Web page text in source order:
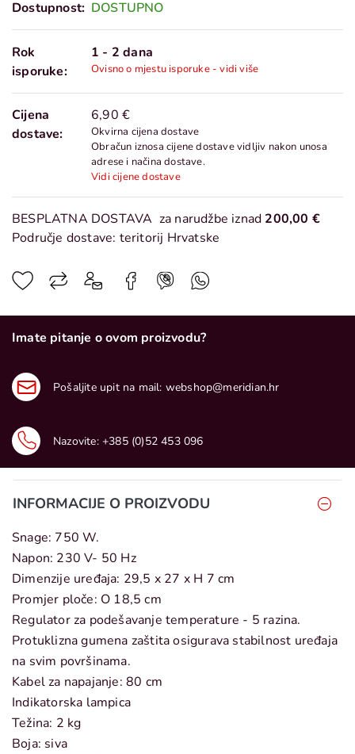
Dostupnost: DOSTUPNO
Rok
isporuke:
1 - 2 dana
Ovisno o mjestu isporuke - vidi više
Cijena
dostave:
6,90 €
Okvirna cijena dostave
Obračun iznosa cijene dostave vidljiv nakon unosa
adrese i načina dostave.
Vidi cijene dostave
BESPLATNA DOSTAVA za narudžbe iznad 200,00 €
Područje dostave: teritorij Hrvatske
Imate pitanje o ovom proizvodu?
Pošaljite upit na mail: webshop@meridian.hr
Nazovite: +385 (0)52 453 096
INFORMACIJE O PROIZVODU
Snage: 750 W.
Napon: 230 V- 50 Hz
Dimenzije uređaja: 29,5 x 27 x H 7 cm
Promjer ploče: O 18,5 cm
Regulator za podešavanje temperature - 5 razina.
Protuklizna gumena zaštita osigurava stabilnost uređaja
na svim površinama.
Kabel za napajanje: 80 cm
Indikatorska lampica
Težina: 2 kg
Boja: siva